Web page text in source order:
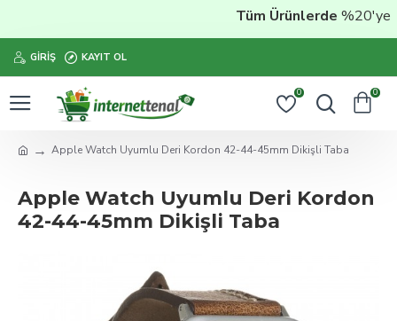
Tüm Ürünlerde%20'ye
GIRIŞ KAYIT OL
0 0
Apple Watch Uyumlu Deri Kordon 42-44-45mm Dikişli Taba
Apple Watch Uyumlu Deri Kordon
42-44-45mm Dikişli Taba